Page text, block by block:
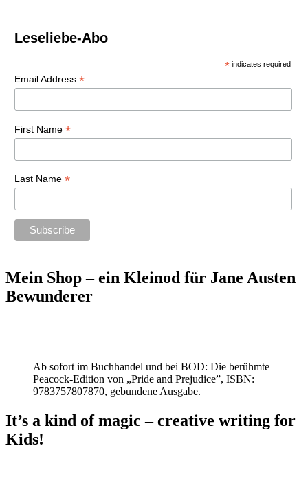
Leseliebe-Abo
* indicates required
Email Address *
First Name *
Last Name *
Mein Shop – ein Kleinod für Jane Austen
Bewunderer
Ab sofort im Buchhandel und bei BOD: Die berühmte
Peacock-Edition von „Pride and Prejudice”, ISBN:
9783757807870, gebundene Ausgabe.
It’s a kind of magic – creative writing for
Kids!